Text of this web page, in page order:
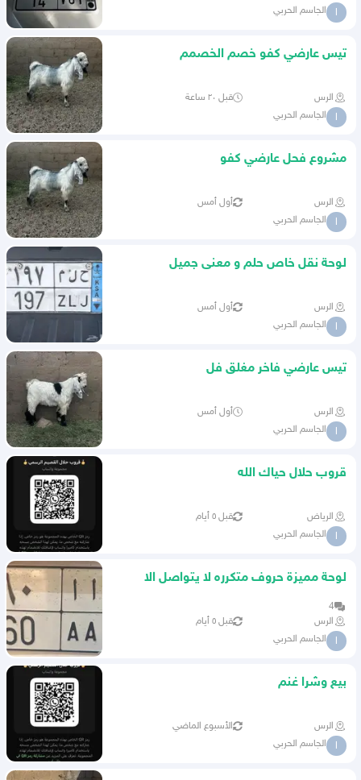
ا الجاسم الحربي
تيس عارضي كفو خصم الخصمم
الرس قبل ٢٠ ساعة
ا الجاسم الحربي
مشروع فحل عارضي كفو
الرس أول أمس
ا الجاسم الحربي
لوحة نقل خاص حلم و معنى جميل
الرس أول أمس
ا الجاسم الحربي
تيس عارضي فاخر مغلق فل
الرس أول أمس
ا الجاسم الحربي
قروب حلال حياك الله
الرياض قبل ٥ أيام
ا الجاسم الحربي
لوحة مميزة حروف متكرره لا يتواصل الا
4
الرس
قبل ٥ أيام
ا الجاسم الحربي
بيع وشرا غنم
الرس الأسبوع الماضي
ا الجاسم الحربي